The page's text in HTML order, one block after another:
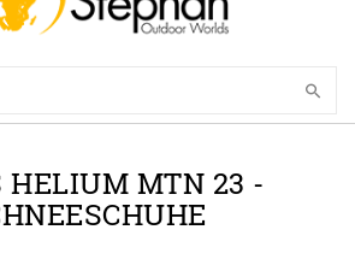
HELIUM MTN 23 -